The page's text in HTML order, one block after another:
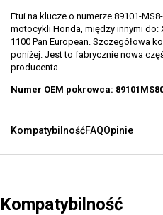
Etui na klucze o numerze 89101-
motocykli Honda, między innymi do:
1100 Pan European. Szczegółowa
poniżej. Jest to fabrycznie nowa
producenta.
Numer OEM pokrowca:
KompatybilnośćFAQOpinie
Kompatybilność